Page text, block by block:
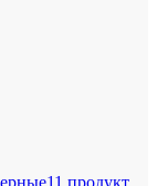
11 продукт